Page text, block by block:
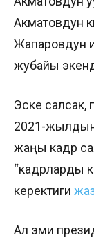
Акматовдун
Жапаровдун
жубайы
Эске
2021-
жаңы кадр
“кадрларды
керектиги
Ал эми